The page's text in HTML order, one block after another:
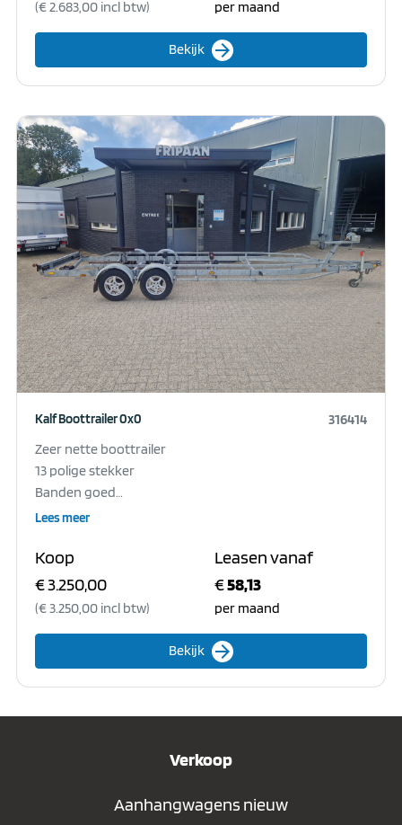
(€ 2.683,00 incl btw) per maand
Bekijk arrow_forward
316414
Kalf Boottrailer 0x0
Zeer nette boottrailer
13 polige stekker
Banden goed
Verlichting goed
geschikt voor een bootlengte van 680cm
Accessoires:
Lees meer
Koop
€ 3.250,00
(€ 3.250,00 incl btw)
Leasen vanaf
€58,13
per maand
Bekijk arrow_forward
Verkoop
Aanhangwagens nieuw